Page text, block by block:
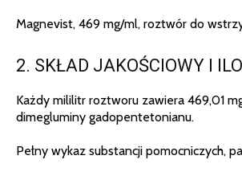
Magnevist, 469 mg/ml, roztwór do
2. SKŁAD JAKOŚCIOWY I
Każdy mililitr roztworu zawiera 469,01
dimegluminy gadopentetonianu.
Pełny wykaz substancji pomocniczych,